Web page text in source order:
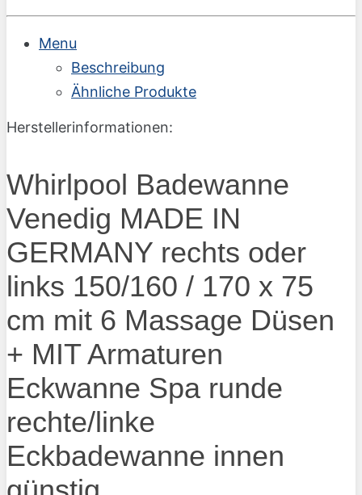
Menu
Beschreibung
Ähnliche Produkte
Herstellerinformationen:
Whirlpool Badewanne
Venedig MADE IN
GERMANY rechts oder
links 150/160 / 170 x 75
cm mit 6 Massage Düsen
+ MIT Armaturen
Eckwanne Spa runde
rechte/linke
Eckbadewanne innen